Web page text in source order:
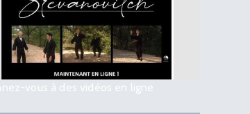
vous à des vidéos en ligne